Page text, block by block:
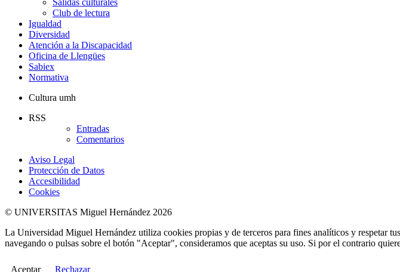
Club de lectura
Igualdad
Diversidad
Atención a la Discapacidad
Oficina de Llengües
Sabiex
Normativa
Cultura umh
RSS
Entradas
Comentarios
Aviso Legal
Protección de Datos
Accesibilidad
Cookies
© UNIVERSITAS Miguel Hernández 2026
La Universidad Miguel Hernández utiliza cookies propias y de terceros para fines analíticos y respetar
navegando o pulsas sobre el botón "Aceptar", consideramos que aceptas su uso. Si por el contrario
Aceptar Rechazar